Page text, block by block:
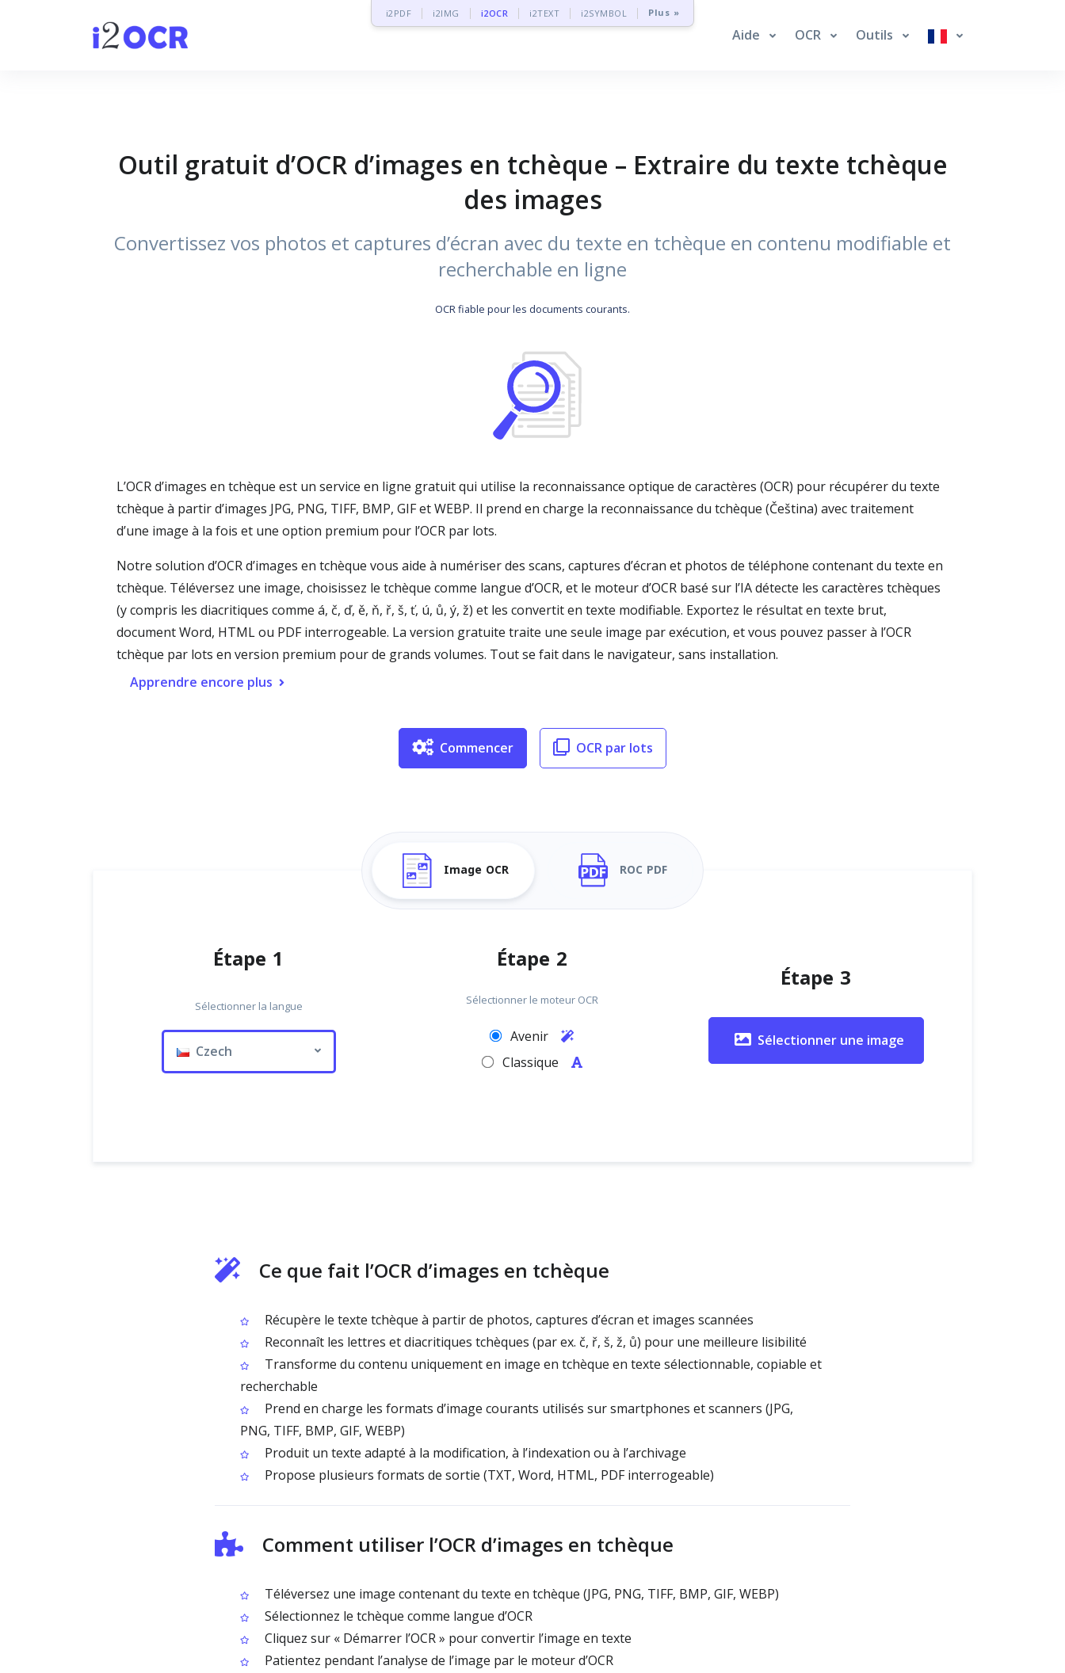
i2PDF i2IMG i2OCR i2TEXT i2SYMBOL Plus »
Aide OCR Outils
Outil gratuit d’OCR d’images en tchèque – Extraire du texte tchèque
des images
Convertissez vos photos et captures d’écran avec du texte en tchèque en contenu modifiable et
recherchable en ligne
OCR fiable pour les documents courants.
L’OCR d’images en tchèque est un service en ligne gratuit qui utilise la reconnaissance optique de caractères (OCR) pour récupérer du texte
tchèque à partir d’images JPG, PNG, TIFF, BMP, GIF et WEBP. Il prend en charge la reconnaissance du tchèque (Čeština) avec traitement
d’une image à la fois et une option premium pour l’OCR par lots.
Notre solution d’OCR d’images en tchèque vous aide à numériser des scans, captures d’écran et photos de téléphone contenant du texte en
tchèque. Téléversez une image, choisissez le tchèque comme langue d’OCR, et le moteur d’OCR basé sur l’IA détecte les caractères tchèques
(y compris les diacritiques comme á, č, ď, ě, ň, ř, š, ť, ú, ů, ý, ž) et les convertit en texte modifiable. Exportez le résultat en texte brut,
document Word, HTML ou PDF interrogeable. La version gratuite traite une seule image par exécution, et vous pouvez passer à l’OCR
tchèque par lots en version premium pour de grands volumes. Tout se fait dans le navigateur, sans installation.
Apprendre encore plus
Commencer OCR par lots
Image OCR ROC PDF
Étape 1
Sélectionner la langue
Czech
Étape 2
Sélectionner le moteur OCR
Avenir
Classique
Étape 3
Sélectionner une image
Ce que fait l’OCR d’images en tchèque
Récupère le texte tchèque à partir de photos, captures d’écran et images scannées
Reconnaît les lettres et diacritiques tchèques (par ex. č, ř, š, ž, ů) pour une meilleure lisibilité
Transforme du contenu uniquement en image en tchèque en texte sélectionnable, copiable et
recherchable
Prend en charge les formats d’image courants utilisés sur smartphones et scanners (JPG,
PNG, TIFF, BMP, GIF, WEBP)
Produit un texte adapté à la modification, à l’indexation ou à l’archivage
Propose plusieurs formats de sortie (TXT, Word, HTML, PDF interrogeable)
Comment utiliser l’OCR d’images en tchèque
Téléversez une image contenant du texte en tchèque (JPG, PNG, TIFF, BMP, GIF, WEBP)
Sélectionnez le tchèque comme langue d’OCR
Cliquez sur « Démarrer l’OCR » pour convertir l’image en texte
Patientez pendant l’analyse de l’image par le moteur d’OCR